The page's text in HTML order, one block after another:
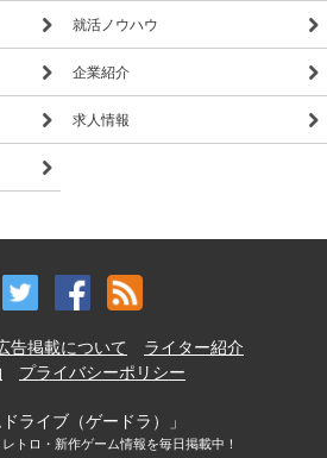
就活ノウハウ
企業紹介
求人情報
告掲載について
ライター紹介
プライバシーポリシー
ドライブ（ゲードラ）」
トロ・新作ゲーム情報を毎日掲載中！